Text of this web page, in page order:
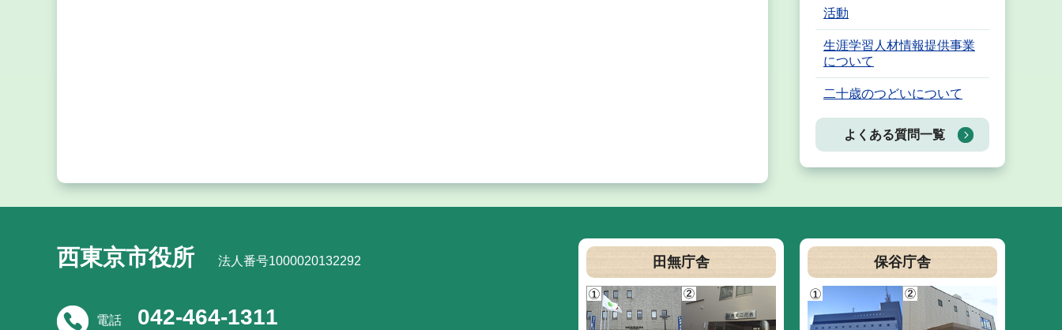
活動
生涯学習人材情報提供事業
について
二十歳のつどいについて
よくある質問一覧
西東京市役所 法人番号1000020132292
電話 042-464-1311
田無庁舎 保谷庁舎